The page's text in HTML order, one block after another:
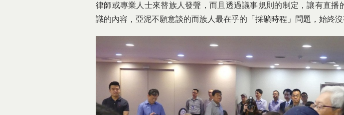
律師或專業人士來替族人發聲，而且透過議事規則的制定，讓有直播
識的內容，亞泥不願意談的而族人最在乎的「採礦時程」問題，始終沒